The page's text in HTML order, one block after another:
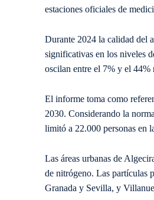
estaciones oficiales de
Durante 2024 la calidad del
significativas en los niveles
oscilan entre el 7% y el 44%
El informe toma como
2030. Considerando la
limitó a 22.000 personas en
Las áreas urbanas de
de nitrógeno. Las partículas
Granada y Sevilla, y